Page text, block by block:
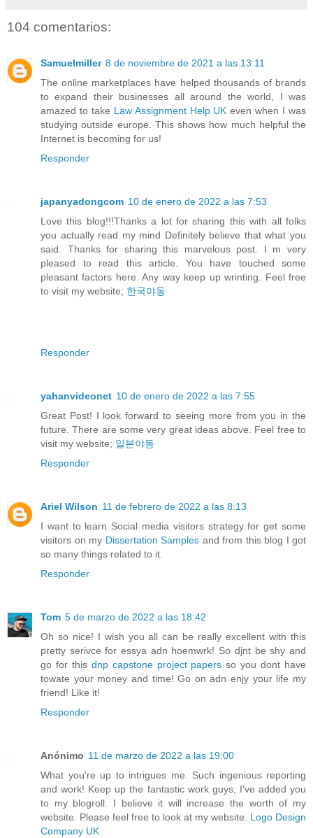
104 comentarios:
Samuelmiller 8 de noviembre de 2021 a las 13:11
The online marketplaces have helped thousands of brands
to expand their businesses all around the world, I was
amazed to take Law Assignment Help UK even when I was
studying outside europe. This shows how much helpful the
Internet is becoming for us!
Responder
japanyadongcom 10 de enero de 2022 a las 7:53
Love this blog!!!Thanks a lot for sharing this with all folks
you actually read my mind Definitely believe that what you
said. Thanks for sharing this marvelous post. I m very
pleased to read this article. You have touched some
pleasant factors here. Any way keep up wrinting. Feel free
to visit my website; 한국야동
Responder
yahanvideonet 10 de enero de 2022 a las 7:55
Great Post! I look forward to seeing more from you in the
future. There are some very great ideas above. Feel free to
visit my website; 일본야동
Responder
Ariel Wilson 11 de febrero de 2022 a las 8:13
I want to learn Social media visitors strategy for get some
visitors on my Dissertation Samples and from this blog I got
so many things related to it.
Responder
Tom 5 de marzo de 2022 a las 18:42
Oh so nice! I wish you all can be really excellent with this
pretty serivce for essya adn hoemwrk! So djnt be shy and
go for this dnp capstone project papers so you dont have
towate your money and time! Go on adn enjy your life my
friend! Like it!
Responder
Anónimo 11 de marzo de 2022 a las 19:00
What you're up to intrigues me. Such ingenious reporting
and work! Keep up the fantastic work guys, I've added you
to my blogroll. I believe it will increase the worth of my
website. Please feel free to look at my website. Logo Design
Company UK